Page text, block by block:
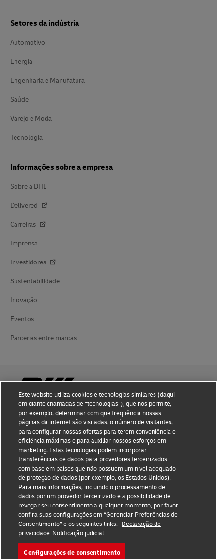
Setores da indústria
Automotivo
Energia
Engenharia e Manufatura
Saúde
Varejo e Moda
Tecnologia
Informações sobre a empresa
Sobre a DHL
Delivered
Carreiras
Imprensa
Investidores
Sustentabilidade
Inovação
Eventos
Parcerias entre marcas
Conhecimento de fraude
Notificação judicial
Termos de Uso
Declaração de privacidade
Informações adicionais
Configurações de cookies
Siga-nos
Este website utiliza cookies e tecnologias similares (daqui
em diante chamadas de “tecnologias”), que nos permite,
por exemplo, determinar com que frequência nossas
páginas da internet são visitadas, o número de visitantes,
para configurar nossas ofertas para terem conveniência e
eficiência máximas e para auxiliar nossos esforços em
marketing. Estas tecnologias podem incorporar
transferências de dados para provedores terceirizados
com base em países que não possuem um nível adequado
de proteção de dados (por exemplo, os Estados Unidos).
Para mais informações, incluindo o processamento de
dados por um provedor terceirizado e a possibilidade de
revogar seu consentimento a qualquer momento, por favor
confira suas configurações em “Gerenciar Preferências de
Consentimento” e os seguintes links. Declaração de
privacidade Notificação judicial
Configurações de consentimento